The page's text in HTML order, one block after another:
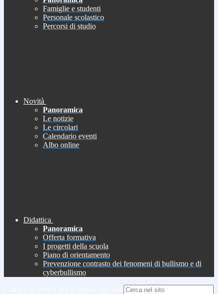
Famiglie e studenti
Personale scolastico
Percorsi di studio
Novità
Panoramica
Le notizie
Le circolari
Calendario eventi
Albo online
Didattica
Panoramica
Offerta formativa
I progetti della scuola
Piano di orientamento
Prevenzione contrasto dei fenomeni di bullismo e di
cyberbullismo